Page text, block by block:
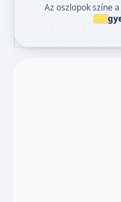
Az oszlopok színe